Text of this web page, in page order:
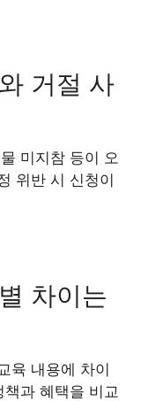
거절 사
미지참 등이 오
위반 시 신청이
차이는
육 내용에 차이
과 혜택을 비교